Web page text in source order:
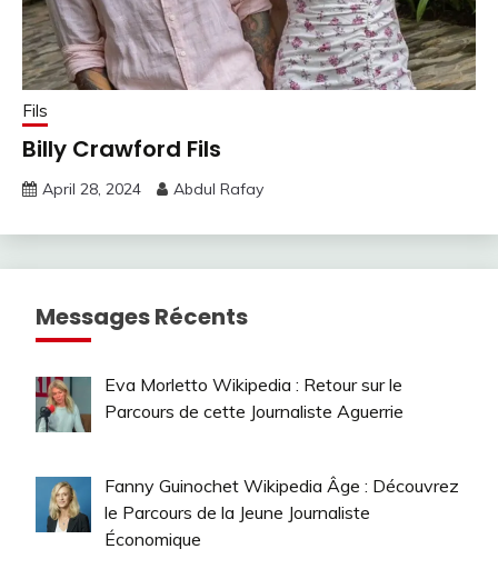
Fils
Billy Crawford Fils
April 28, 2024 Abdul Rafay
Messages Récents
Eva Morletto Wikipedia : Retour sur le
Parcours de cette Journaliste Aguerrie
Fanny Guinochet Wikipedia Âge : Découvrez
le Parcours de la Jeune Journaliste
Économique